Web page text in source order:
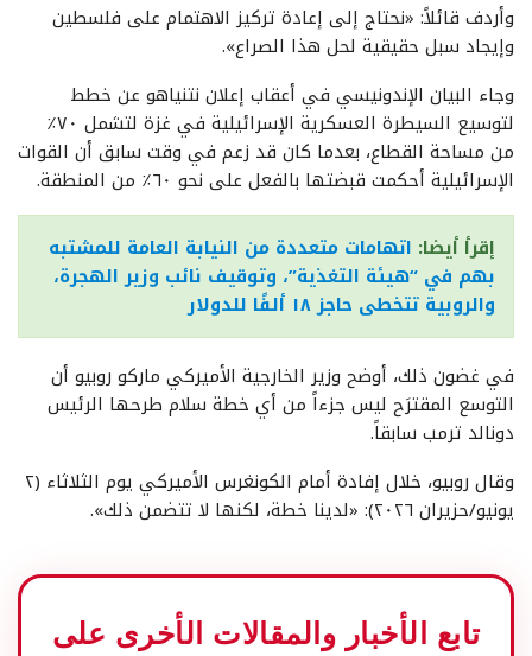
وأردف قائلاً: «نحتاج إلى إعادة تركيز الاهتمام على فلسطين
وإيجاد سبل حقيقية لحل هذا الصراع».
وجاء البيان الإندونيسي في أعقاب إعلان نتنياهو عن خطط
لتوسيع السيطرة العسكرية الإسرائيلية في غزة لتشمل ٧٠٪
من مساحة القطاع، بعدما كان قد زعم في وقت سابق أن القوات
الإسرائيلية أحكمت قبضتها بالفعل على نحو ٦٠٪ من المنطقة.
إقرأ أيضا: اتهامات متعددة من النيابة العامة للمشتبه
بهم في “هيئة التغذية”، وتوقيف نائب وزير الهجرة،
والروبية تتخطى حاجز ١٨ ألفًا للدولار
في غضون ذلك، أوضح وزير الخارجية الأميركي ماركو روبيو أن
التوسع المقترَح ليس جزءاً من أي خطة سلام طرحها الرئيس
دونالد ترمب سابقاً.
وقال روبيو، خلال إفادة أمام الكونغرس الأميركي يوم الثلاثاء (٢
يونيو/حزيران ٢٠٢٦): «لدينا خطة، لكنها لا تتضمن ذلك».
تابع الأخبار والمقالات الأخرى على